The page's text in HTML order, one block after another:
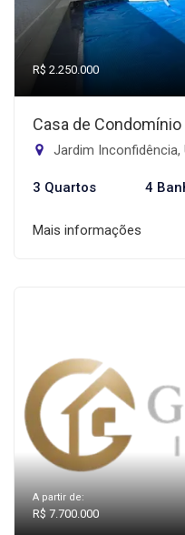
R$ 2.250.000
Casa de
Jardim Inconfidência,
3 Quartos 4
Mais informações
A partir de:
R$ 7.700.000